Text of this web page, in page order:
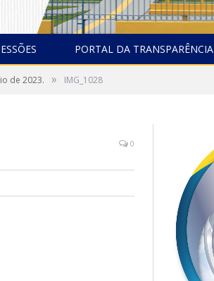
PORTAL DA TRANSPARÊNCIA
de 2023. » IMG_1028
0